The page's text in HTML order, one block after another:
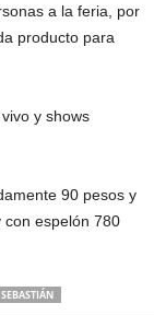
a la feria, por
producto para
y shows
90 pesos y
con espelón 780